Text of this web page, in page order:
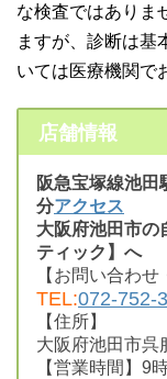
な検査ではありま
ますが、診断は基
いては医療機関で
店舗情報
阪急宝塚線池田
分アクセス
大阪府池田市の
ティック】へ
【お問い合わせ
TEL:072-752-
【住所】
大阪府池田市呉
【営業時間】9